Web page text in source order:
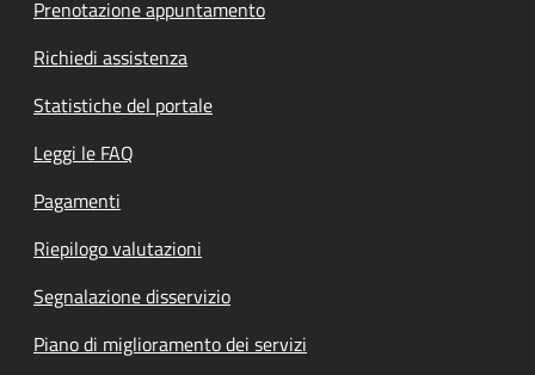
Prenotazione appuntamento
Richiedi assistenza
Statistiche del portale
Leggi le FAQ
Pagamenti
Riepilogo valutazioni
Segnalazione disservizio
Piano di miglioramento dei servizi